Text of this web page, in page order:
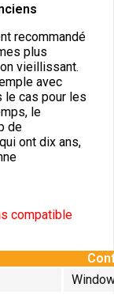
recommandé
plus
vieillissant.
avec
le cas pour les
le
de
ont dix ans,
compatible